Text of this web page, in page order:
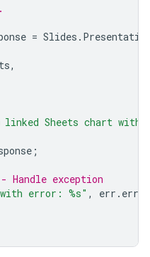
= Slides .
,
linked Sheets chart with
;
Handle exception
error: %s" , err . error